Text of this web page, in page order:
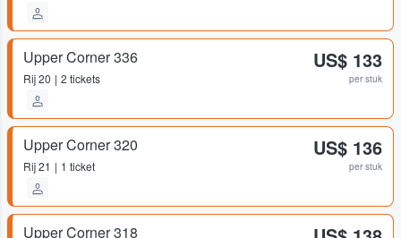
Upper Corner 336
Rij20 2 tickets
US$ 133
per stuk
Upper Corner 320
Rij21 1 ticket
US$ 136
per stuk
Upper Corner 318